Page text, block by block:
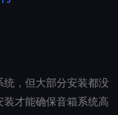
，但大部分安装都没
才能确保音箱系统高